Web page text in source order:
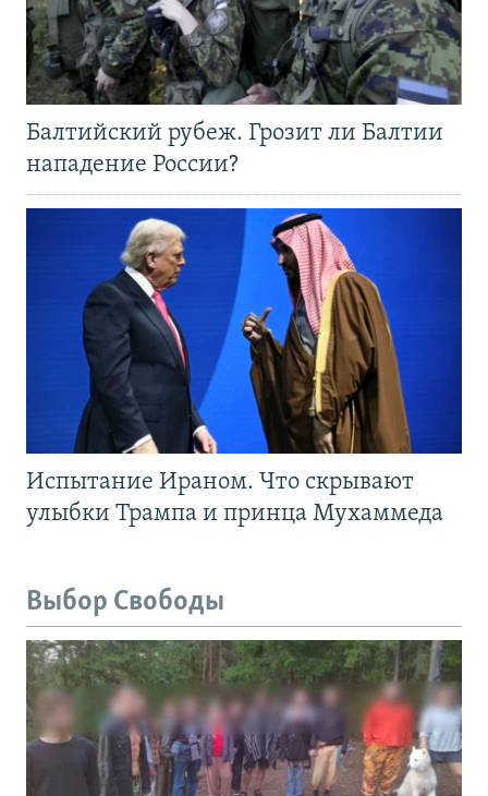
Балтийский рубеж. Грозит ли Балтии
нападение России?
Испытание Ираном. Что скрывают
улыбки Трампа и принца Мухаммеда
Выбор Свободы